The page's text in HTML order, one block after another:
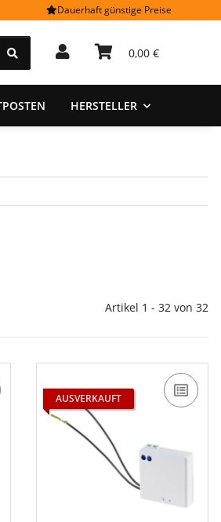
Dauerhaft günstige Preise
0,00 €
HERSTELLER
Artikel 1 - 32 von 32
AUSVERKAUFT